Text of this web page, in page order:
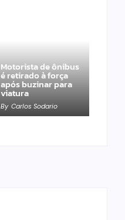
Motorista de ônibus
é retirado à força
após buzinar para
viatura
By Carlos Sodario